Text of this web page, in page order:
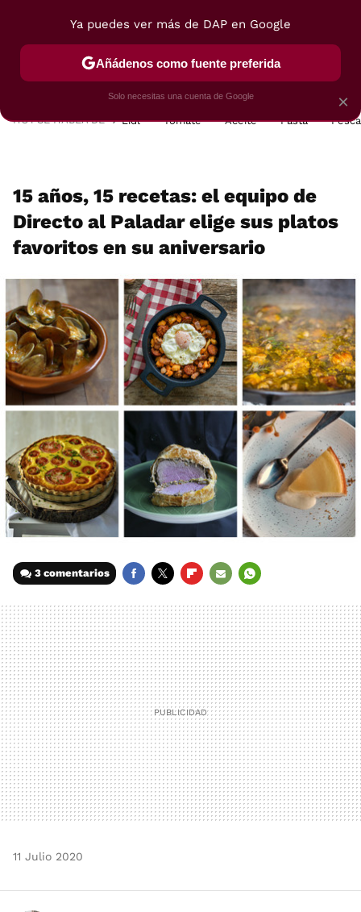
POSTRES VIAJES SELECCIÓN VEGUI
HOY SE HABLA DE Lidl Tomate Aceite Pasta
15 años, 15 recetas: el equipo de
Directo al Paladar elige sus platos
favoritos en su aniversario
3 comentarios
MAIL
11 Julio 2020
×
Ya puedes ver más de DAP en Google
Añádenos como fuente preferida
Solo necesitas una cuenta de Google